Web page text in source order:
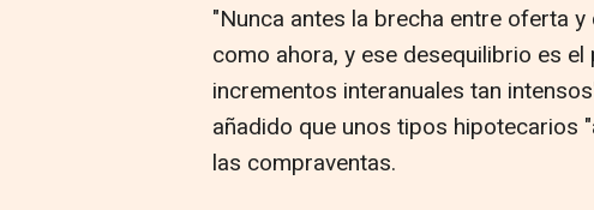
"Nunca antes la brecha entre oferta
como ahora, y ese desequilibrio es
incrementos interanuales tan
añadido que unos tipos hipotecarios
las compraventas.